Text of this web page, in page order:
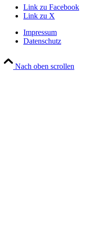
Link zu Facebook
Link zu X
Impressum
Datenschutz
Nach oben scrollen